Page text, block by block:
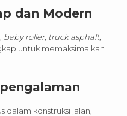
dan Modern
, baby roller, truck asphalt,
untuk memaksimalkan
dalam konstruksi jalan,